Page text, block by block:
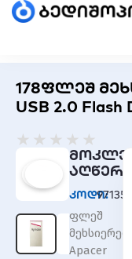
178ფლეშ
USB 2.0 Flash
★ ★ ★ ★ ★
0
out
5
მოკლე
აღწერა
კოდი:971350
ფლეშ
მეხსიერება
Apacer